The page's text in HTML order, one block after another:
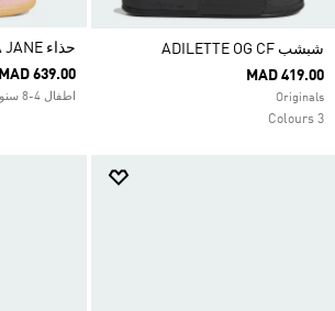
شبشب ADILETTE OG CF
MAD 419.00
Originals
3 Colours
حذاء SAMBA JANE
MAD 639.00
اطفال 4-8 سنوات Originals